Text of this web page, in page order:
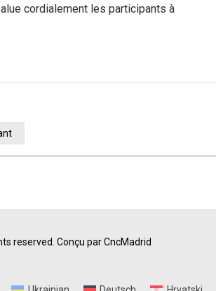
cordialement les participants à
reserved. Conçu par CncMadrid